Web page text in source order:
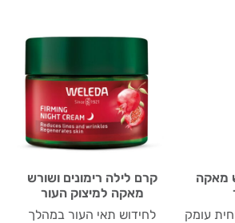
מאקה
עומק
קרם לילה רימונים ושורש
מאקה למיצוק העור
לחידוש תאי העור במהלך